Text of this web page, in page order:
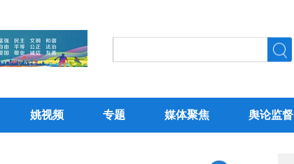
姚视频 专题 媒体聚焦 舆论监督